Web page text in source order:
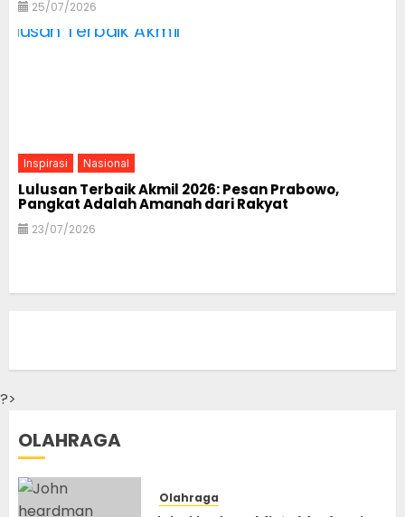
25/07/2026
Inspirasi Nasional
Lulusan Terbaik Akmil 2026: Pesan Prabowo,
Pangkat Adalah Amanah dari Rakyat
23/07/2026
?>
OLAHRAGA
Olahraga